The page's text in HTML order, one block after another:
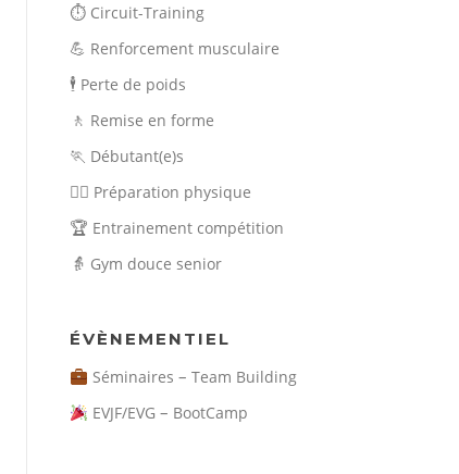
⏱️ Circuit-Training
💪 Renforcement musculaire
🕴️ Perte de poids
🚶 Remise en forme
🏃 Débutant(e)s
🏃‍♀️ Préparation physique
🏆 Entrainement compétition
👵 Gym douce senior
ÉVÈNEMENTIEL
Séminaires –Team Building
EVJF/EVG – BootCamp